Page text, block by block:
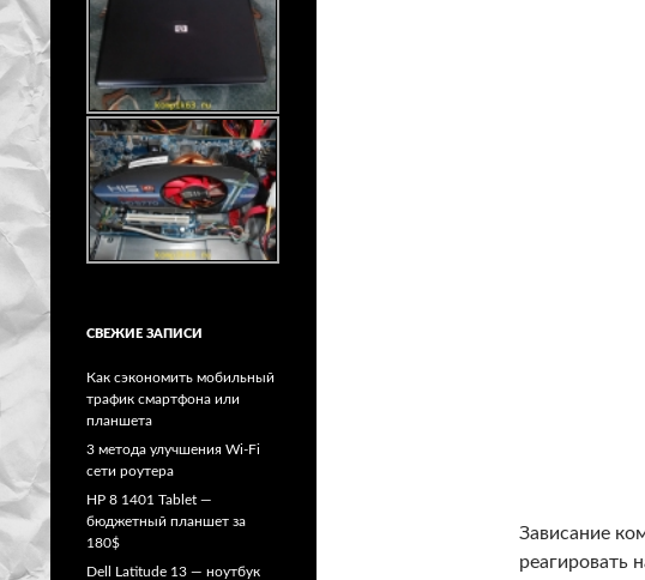
Зависание
реагировать
СВЕЖИЕ ЗАПИСИ
Как сэкономить мобильный
трафик смартфона или
планшета
3 метода улучшения Wi-Fi
сети роутера
HP 8 1401 Tablet —
бюджетный планшет за
180$
Dell Latitude 13 — ноутбук